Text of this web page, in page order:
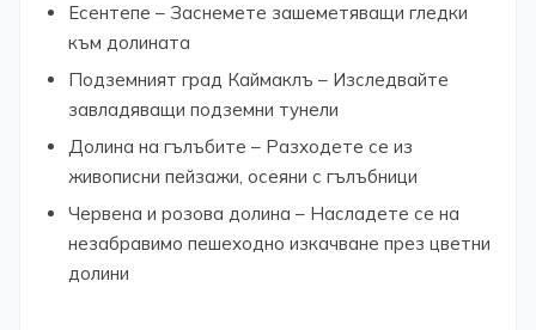
Есентепе – Заснемете зашеметяващи гледки
към долината
Подземният град Каймаклъ – Изследвайте
завладяващи подземни тунели
Долина на гълъбите – Разходете се из
живописни пейзажи, осеяни с гълъбници
Червена и розова долина – Насладете се на
незабравимо пешеходно изкачване през цветни
долини